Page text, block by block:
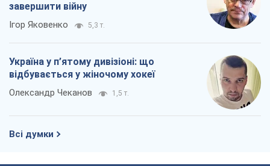
завершити війну
Ігор Яковенко 5,3 т.
Україна у п’ятому дивізіоні: що
відбувається у жіночому хокеї
Олександр Чеканов 1,5 т.
Всі думки